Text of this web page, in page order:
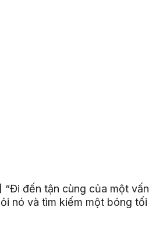
“Đi đến tận cùng của một vấn
nó và tìm kiếm một bóng tối